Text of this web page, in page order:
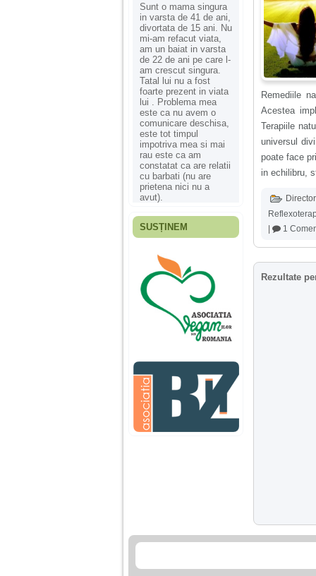
Sunt o mama singura
in varsta de 41 de ani,
divortata de 15 ani. Nu
mi-am refacut viata,
am un baiat in varsta
de 22 de ani pe care l-
am crescut singura.
Tatal lui nu a fost
foarte prezent in viata
lui . Problema mea
este ca nu avem o
comunicare deschisa,
este tot timpul
impotriva mea si mai
rau este ca am
constatat ca are relatii
cu barbati (nu are
prietena nici nu a
avut).
Fiica mea s-a nascut
ani, privind in urma
realizez cat de multe
greseli am facut in
educatia si cresterea
ei, am fost o mama
egoista, preocupata
de implinirea
profesionala, cand ea
era mica am neglijat-
agresiva, orice
greseala era taxata cu
o palma sau pedepse.
De 4 ani am o relatie
serioasa cu un barbat
Ma aflu aici pentru ca
sau psihiatru.
SUSȚINEM
Remediile
Acestea
Terapiile
universul
poate face
in echilibru,
1
Rezultate